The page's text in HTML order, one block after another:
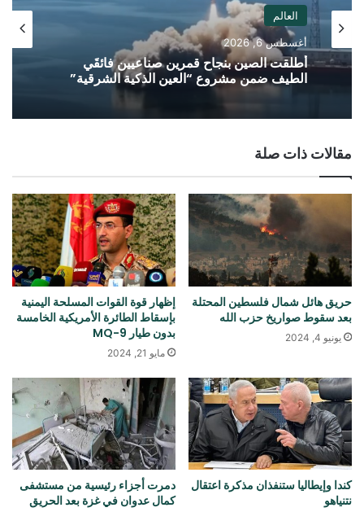
العالم
أغسطس 6, 2026
أطلقت الصين بنجاح قمرين صناعيين فائقَي
الطيف ضمن مشروع “العين الذكية الشرقية”
مقالات ذات صلة
حريق هائل شمال فلسطين المحتلة
بعد سقوط صواريخ حزب الله
يونيو 4, 2024
إظهار قوة القوات المسلحة اليمنية
بإسقاط الطائرة الأمريكية الخامسة
بدون طيار MQ-9
مايو 21, 2024
كندا وإيطاليا ستنفذان مذكرة اعتقال
نتنياهو
دمرت أجزاء رئيسية من مستشفى
كمال عدوان في غزة بعد الحريق